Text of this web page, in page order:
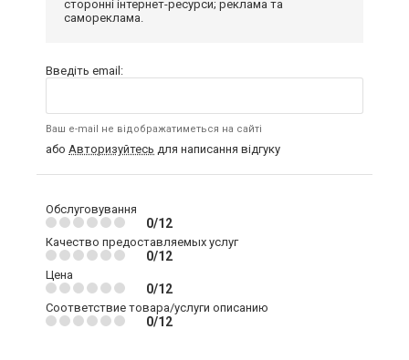
сторонні інтернет-ресурси; реклама та
самореклама.
Введіть email:
Ваш e-mail не відображатиметься на сайті
або Авторизуйтесь для написання відгуку
Обслуговування
0/12
Качество предоставляемых услуг
0/12
Цена
0/12
Соответствие товара/услуги описанию
0/12